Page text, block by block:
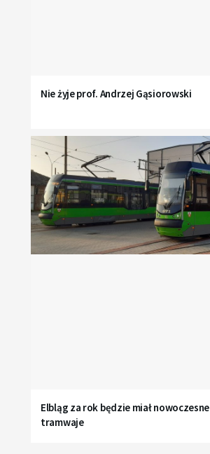
Nie żyje prof. Andrzej Gąsiorowski
Elbląg za rok będzie miał nowoczesne
tramwaje